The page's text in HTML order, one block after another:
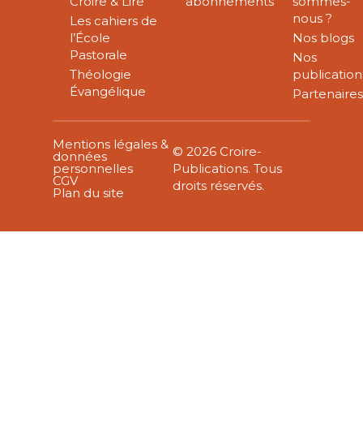
Les cahiers de
l’École
Pastorale
Théologie
Évangélique
nous ?
Nos blogs
Nos
Partenaires
Mentions légales &
données
personnelles
CGV
Plan du site
© 2026 Croire-
Publications. Tous
droits réservés.